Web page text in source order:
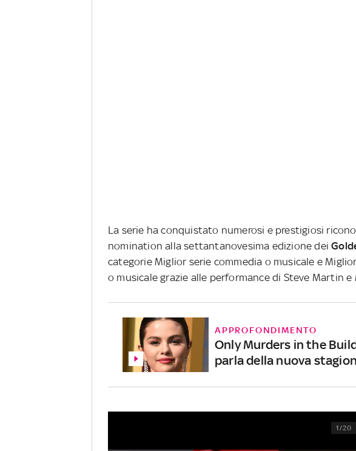
La serie ha conquistato numerosi e prestigiosi
nomination alla settantanovesima edizione dei
categorie Miglior serie commedia o musicale e
o musicale grazie alle performance di Steve Martin e
APPROFONDIMENTO
Only Murders in the
parla della nuova
1/20